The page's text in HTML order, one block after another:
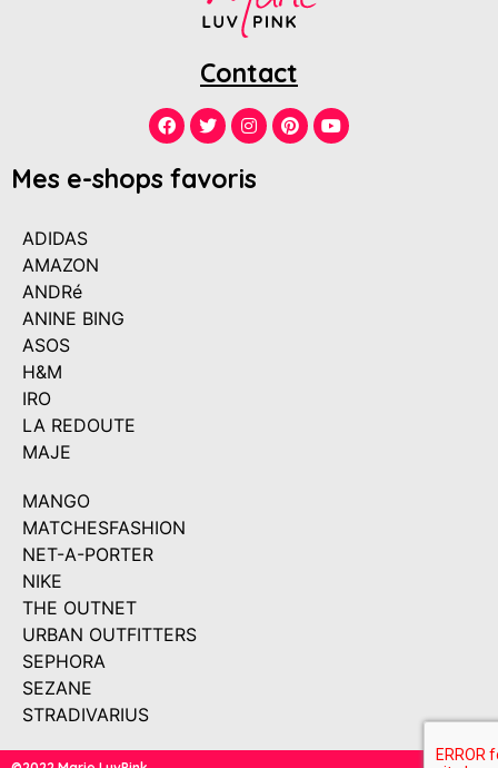
Contact
Mes e-shops favoris
ADIDAS
AMAZON
ANDRé
ANINE BING
ASOS
H&M
IRO
LA REDOUTE
MAJE
MANGO
MATCHESFASHION
NET-A-PORTER
NIKE
THE OUTNET
URBAN OUTFITTERS
SEPHORA
SEZANE
STRADIVARIUS